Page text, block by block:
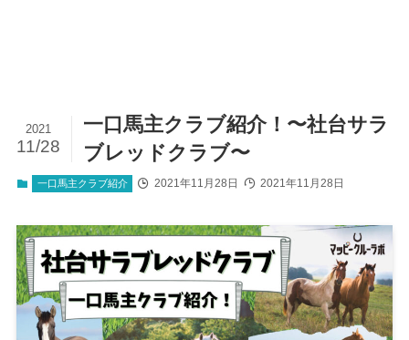
一口馬主クラブ紹介！〜社台サラ
ブレッドクラブ〜
2021
11/28
一口馬主クラブ紹介 2021年11月28日 2021年11月28日